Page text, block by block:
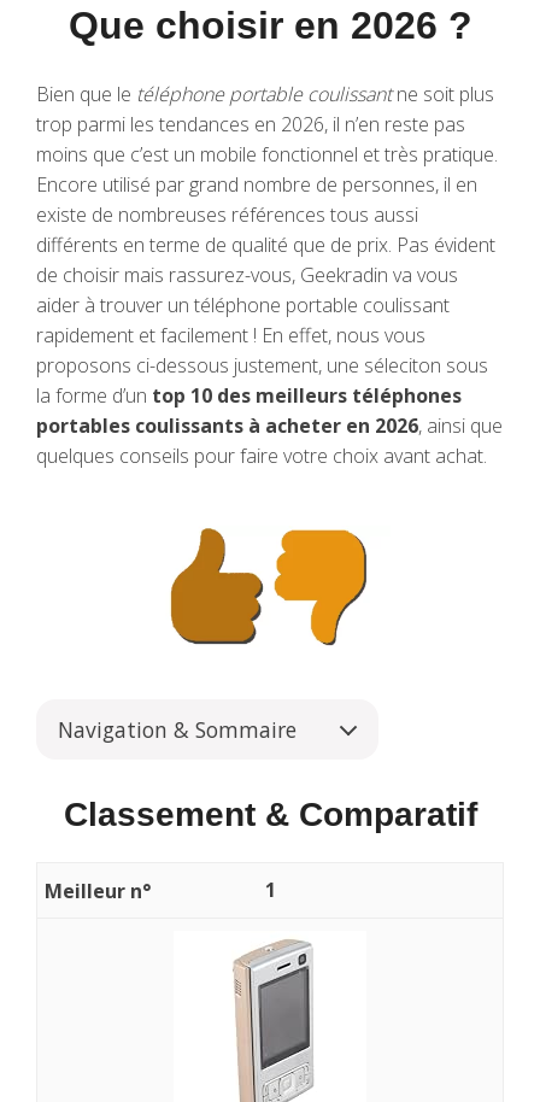
Que choisir en 2026 ?
Bien que le téléphone portable coulissantne soit plus
trop parmi les tendances en 2026, il n’en reste pas
moins que c’est un mobile fonctionnel et très pratique.
Encore utilisé par grand nombre de personnes, il en
existe de nombreuses références tous aussi
différents en terme de qualité que de prix. Pas évident
de choisir mais rassurez-vous, Geekradin va vous
aider à trouver un téléphone portable coulissant
rapidement et facilement ! En effet, nous vous
proposons ci-dessous justement, une séleciton sous
la forme d’un top 10 des meilleurs téléphones
portables coulissants à acheter en 2026, ainsi que
quelques conseils pour faire votre choix avant achat.
Navigation & Sommaire
Classement & Comparatif
1